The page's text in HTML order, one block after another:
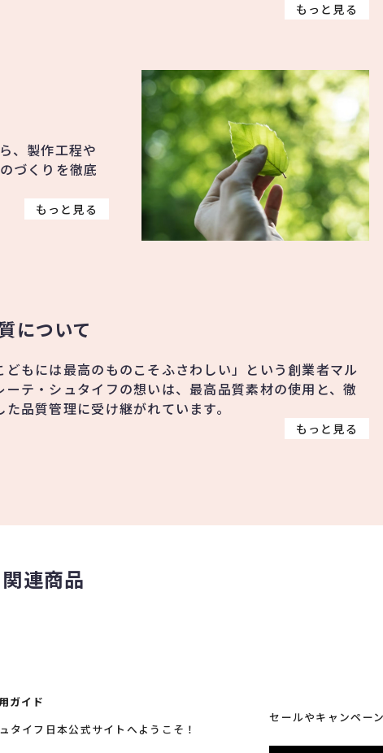
もっと見る
、製作工程や
づくりを徹底
もっと見る
について
どもには最高のものこそふさわしい」という創業者マル
ーテ・シュタイフの想いは、最高品質素材の使用と、徹
た品質管理に受け継がれています。
もっと見る
関連商品
ガイド
タイフ日本公式サイトへようこそ！
セールやキャンペー